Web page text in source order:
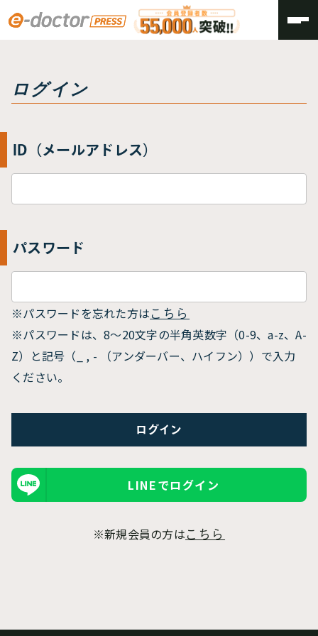
トップ
ログイン
ID（メールアドレス）
パスワード
※パスワードを忘れた方は こちら
※パスワードは、8〜20文字の半角英数字（0-9、a-z、A-
Z）と記号（_ , - （アンダーバー、ハイフン））で入力
ください。
LINEでログイン
※新規会員の方は こちら